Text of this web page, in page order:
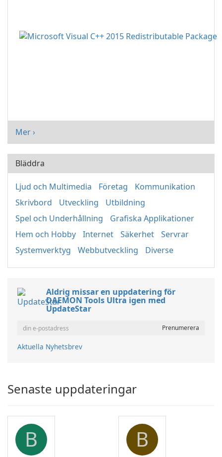
Mer ›
Bläddra
Ljud och Multimedia Företag
Kommunikation
Skrivbord
Utveckling
Utbildning
Spel och Underhållning
Grafiska Applikationer
Hem och Hobby
Internet Säkerhet
Servrar
Systemverktyg
Webbutveckling Diverse
Aldrig missar en uppdatering för
DAEMON Tools Ultra igen med
UpdateStar
Aktuella Nyhetsbrev
Senaste uppdateringar
B B